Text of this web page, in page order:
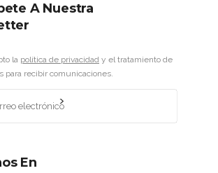
A Nuestra
la política de privacidad y el tratamiento de
para recibir comunicaciones.
En